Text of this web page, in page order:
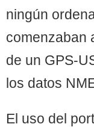
ningún
comenzaban
de un GPS-
los datos
El uso del